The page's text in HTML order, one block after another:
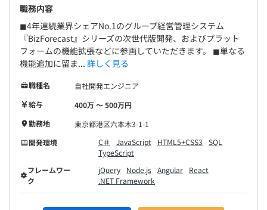
職務内容
◼︎4年連続業界シェアNo.1のグループ経営管理システム
『BizForecast』シリーズの次世代版開発、およびプラット
フォームの機能拡張などに参画していただきます。 ◼︎単なる
機能追加に留ま... 詳しく見る
職種名
自社開発エンジニア
給与
400万 〜 500万円
勤務地
東京都港区六本木3-1-1
開発環境
C＃ JavaScript HTML5+CSS3
SQL
TypeScript
フレームワー
ク
jQuery Node.js Angular
React
.NET Framework